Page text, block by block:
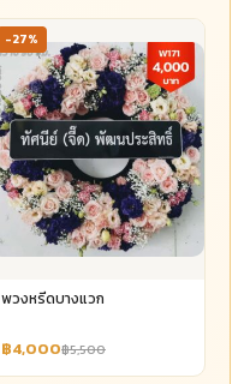
-27%
พวงหรีดบางแวก
฿4,000฿5,500